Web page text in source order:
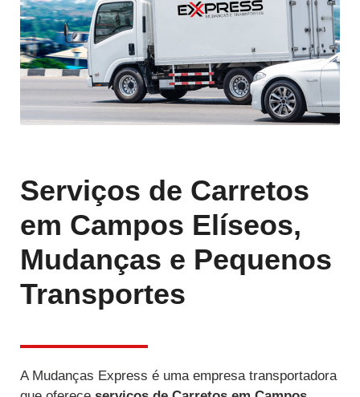
Serviços de Carretos
em Campos Elíseos,
Mudanças e Pequenos
Transportes
A Mudanças Express é uma empresa transportadora